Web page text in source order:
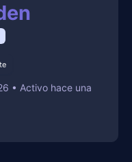
• Activo hace una